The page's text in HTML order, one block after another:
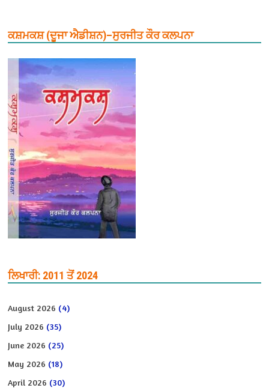
ਕਸ਼ਮਕਸ਼ (ਦੂਜਾ ਐਡੀਸ਼ਨ)–ਸੁਰਜੀਤ ਕੌਰ ਕਲਪਨਾ
ਲਿਖਾਰੀ: 2011 ਤੋਂ 2024
August 2026 (4)
July 2026 (35)
June 2026 (25)
May 2026 (18)
April 2026 (30)